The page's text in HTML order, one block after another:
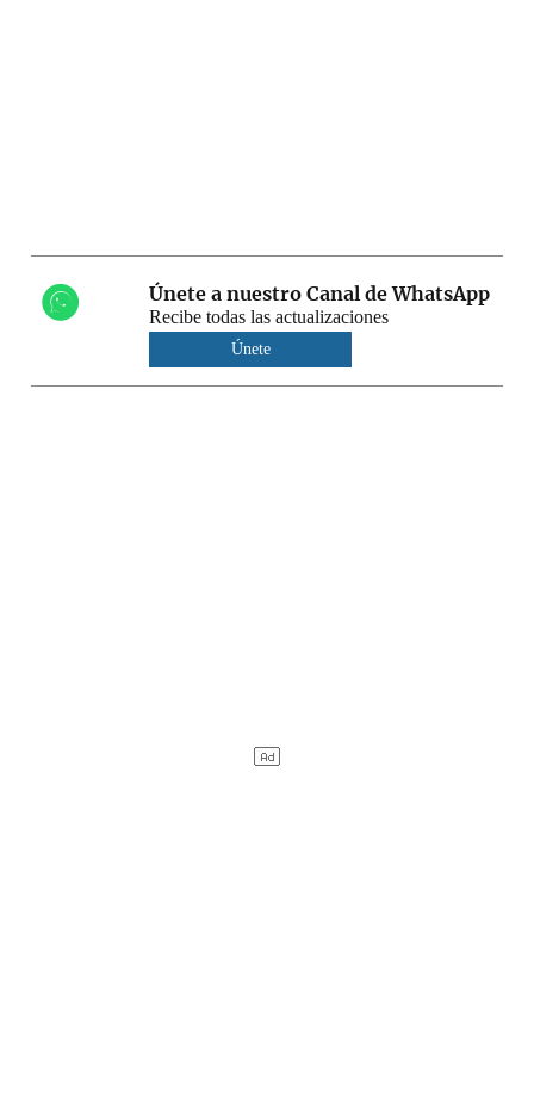
Únete a nuestro Canal de WhatsApp
Recibe todas las actualizaciones
Únete